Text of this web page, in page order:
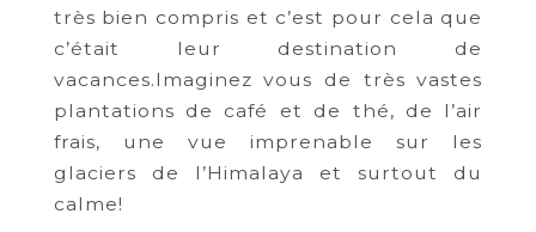
très bien compris et c’est pour cela que
c’était leur destination de
vacances.Imaginez vous de très vastes
plantations de café et de thé, de l’air
frais, une vue imprenable sur les
glaciers de l’Himalaya et surtout du
calme!